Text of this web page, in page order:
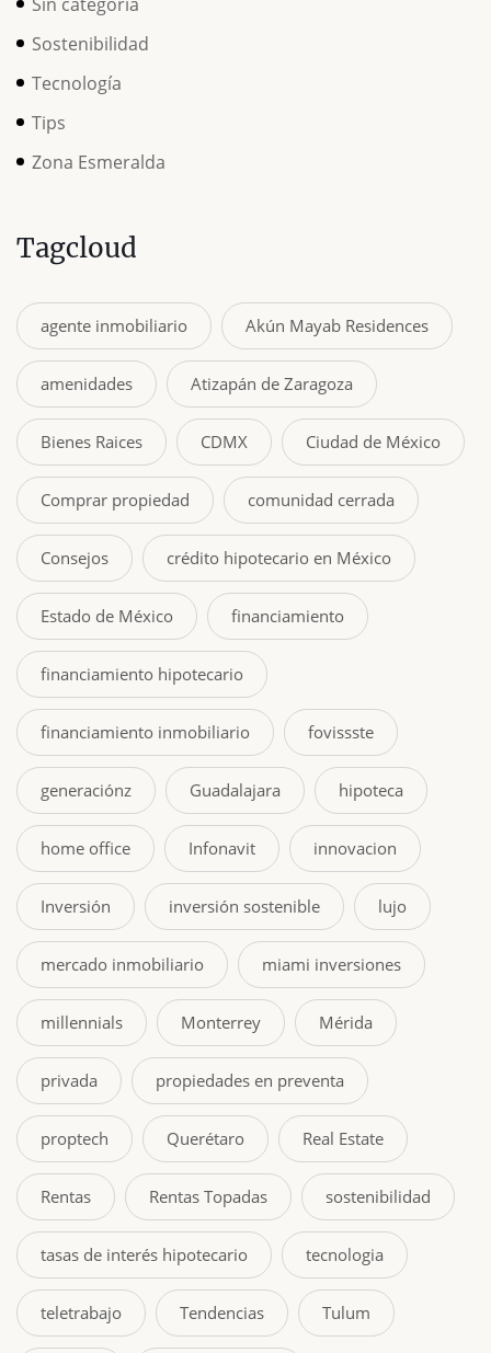
Sostenibilidad
Tecnología
Tips
Zona Esmeralda
Tagcloud
agente inmobiliario Akún Mayab Residences
amenidades Atizapán de Zaragoza
Bienes Raices CDMX Ciudad de México
Comprar propiedad comunidad cerrada
Consejos crédito hipotecario en México
Estado de México financiamiento
financiamiento hipotecario
financiamiento inmobiliario fovissste
generaciónz Guadalajara hipoteca
home office Infonavit innovacion
Inversión inversión sostenible lujo
mercado inmobiliario miami inversiones
millennials Monterrey Mérida
privada propiedades en preventa
proptech Querétaro Real Estate
Rentas Rentas Topadas sostenibilidad
tasas de interés hipotecario tecnologia
teletrabajo Tendencias Tulum